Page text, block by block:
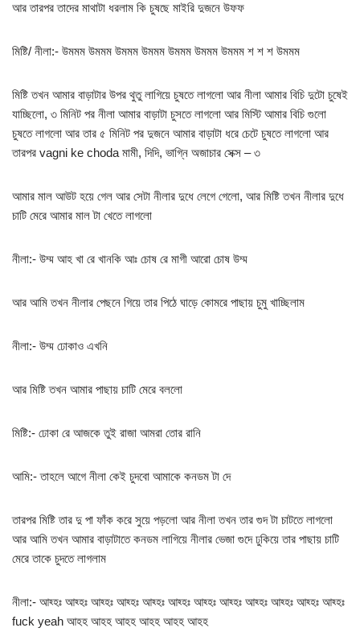
আর তারপর তাদের মাথাটা ধরলাম কি চুষছে মাইরি দুজনে উফফ
মিষ্টি/ নীলা:- উমমম উমমম উমমম উমমম উমমম উমমম উমমম শ শ শ উমমম
মিষ্টি তখন আমার বাড়াটার উপর থুতু লাগিয়ে চুষতে লাগলো আর নীলা আমার বিচি দুটো চুষেই
যাচ্ছিলো, ৩ মিনিট পর নীলা আমার বাড়াটা চুসতে লাগলো আর মিস্টি আমার বিচি গুলো
চুষতে লাগলো আর তার ৫ মিনিট পর দুজনে আমার বাড়াটা ধরে চেটে চুষতে লাগলো আর
তারপর vagni ke choda মামী, দিদি, ভাগ্নি অজাচার সেক্স – ৩
আমার মাল আউট হয়ে গেল আর সেটা নীলার দুধে লেগে গেলো, আর মিষ্টি তখন নীলার দুধে
চাটি মেরে আমার মাল টা খেতে লাগলো
নীলা:- উম্ম আহ খা রে খানকি আঃ চোষ রে মাগী আরো চোষ উম্ম
আর আমি তখন নীলার পেছনে গিয়ে তার পিঠে ঘাড়ে কোমরে পাছায় চুমু খাচ্ছিলাম
নীলা:- উম্ম ঢোকাও এখনি
আর মিষ্টি তখন আমার পাছায় চাটি মেরে বললো
মিষ্টি:- ঢোকা রে আজকে তুই রাজা আমরা তোর রানি
আমি:- তাহলে আগে নীলা কেই চুদবো আমাকে কনডম টা দে
তারপর মিষ্টি তার দু পা ফাঁক করে সুয়ে পড়লো আর নীলা তখন তার গুদ টা চাটতে লাগলো
আর আমি তখন আমার বাড়াটাতে কনডম লাগিয়ে নীলার ভেজা গুদে ঢুকিয়ে তার পাছায় চাটি
মেরে তাকে চুদতে লাগলাম
নীলা:- আহ্হঃ আহ্হঃ আহ্হঃ আহ্হঃ আহ্হঃ আহ্হঃ আহ্হঃ আহ্হঃ আহ্হঃ আহ্হঃ আহ্হঃ আহ্হঃ
fuck yeah আহহ আহহ আহহ আহহ আহহ আহহ